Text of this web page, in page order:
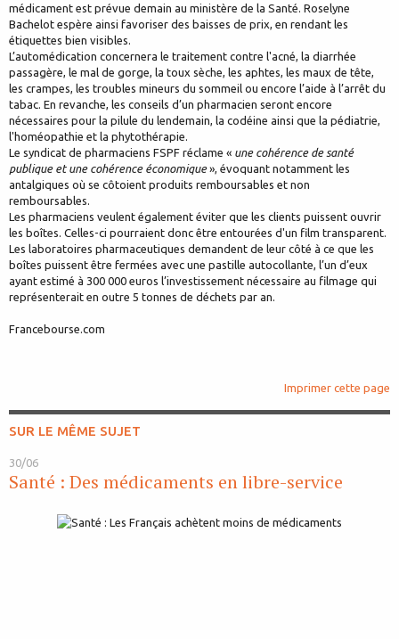
médicament est prévue demain au ministère de la Santé. Roselyne
Bachelot espère ainsi favoriser des baisses de prix, en rendant les
étiquettes bien visibles.
L’automédication concernera le traitement contre l'acné, la diarrhée
passagère, le mal de gorge, la toux sèche, les aphtes, les maux de tête,
les crampes, les troubles mineurs du sommeil ou encore l’aide à l’arrêt du
tabac. En revanche, les conseils d’un pharmacien seront encore
nécessaires pour la pilule du lendemain, la codéine ainsi que la pédiatrie,
l'homéopathie et la phytothérapie.
Le syndicat de pharmaciens FSPF réclame « une cohérence de santé
publique et une cohérence économique», évoquant notamment les
antalgiques où se côtoient produits remboursables et non
remboursables.
Les pharmaciens veulent également éviter que les clients puissent ouvrir
les boîtes. Celles-ci pourraient donc être entourées d'un film transparent.
Les laboratoires pharmaceutiques demandent de leur côté à ce que les
boîtes puissent être fermées avec une pastille autocollante, l’un d’eux
ayant estimé à 300 000 euros l’investissement nécessaire au filmage qui
représenterait en outre 5 tonnes de déchets par an.
Francebourse.com
Imprimer cette page
SUR LE MÊME SUJET
30/06
Santé : Des médicaments en libre-service